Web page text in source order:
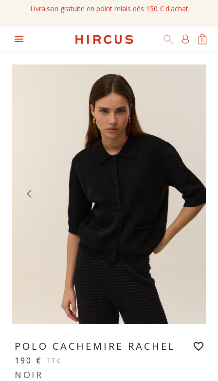
Livraison gratuite en point relais dès 150 € d'achat
0
POLO CACHEMIRE RACHEL
190 € TTC
NOIR
favorite_border